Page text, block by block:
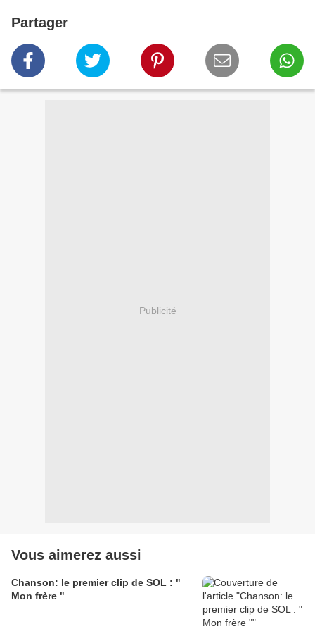
Partager
Publicité
Vous aimerez aussi
Chanson: le premier clip de SOL : "
Mon frère "